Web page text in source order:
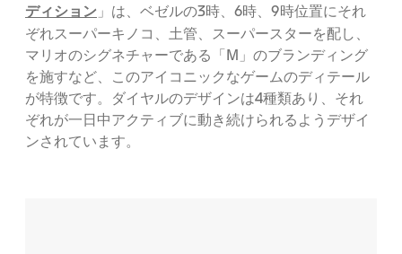
ディション 」は、ベゼルの3時、6時、9時位置にそれ
ぞれスーパーキノコ、土管、スーパースターを配し、
マリオのシグネチャーである「M」のブランディング
を施すなど、このアイコニックなゲームのディテール
が特徴です。ダイヤルのデザインは4種類あり、それ
ぞれが一日中アクティブに動き続けられるようデザイ
ンされています。